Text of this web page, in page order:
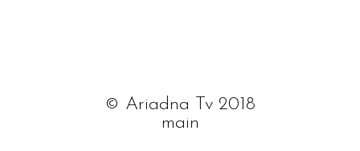
© Ariadna Tv 2018
main